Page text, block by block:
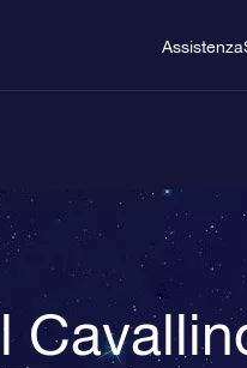
Assistenza